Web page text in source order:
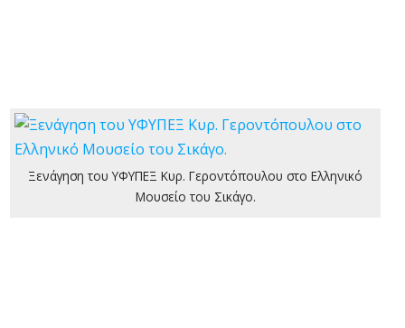
Ξενάγηση του ΥΦΥΠΕΞ Κυρ. Γεροντόπουλου στο Ελληνικό
Μουσείο του Σικάγο.